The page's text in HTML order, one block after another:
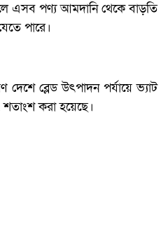
এসব পণ্য আমদানি থেকে বাড়তি
পারে।
দেশে ব্লেড উৎপাদন পর্যায়ে ভ্যাট
করা হয়েছে।